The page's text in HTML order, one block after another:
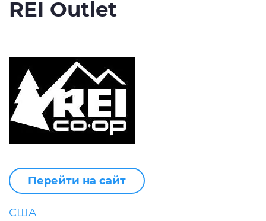
REI Outlet
Перейти на сайт
США